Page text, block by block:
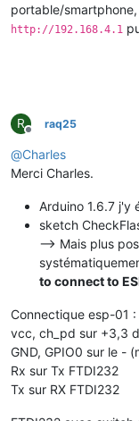
portable/
http://192.168.4.1
R
Offline
raq25
@Charles
Merci Charles.
Arduino 1.6.7 j'y
sketch
--> Mais plus
to connect to
Connectique esp-01 :
vcc, ch_pd sur +3,3
GND, GPIO0 sur le -
Rx sur Tx FTDI232
Tx sur RX FTDI232